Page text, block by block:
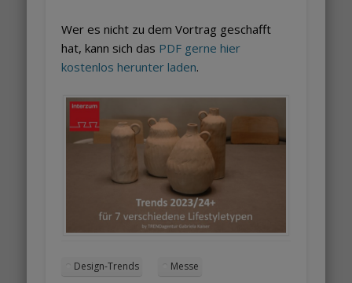
Wer es nicht zu dem Vortrag geschafft
hat, kann sich das PDF gerne hier
kostenlos herunter laden.
Design-Trends Messe